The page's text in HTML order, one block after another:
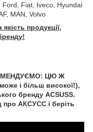
Fiat, Iveco, Hyundai
MAN, Volvo
продукції,
ЦЮ Ж
і більш високої!),
бренду ACSUSS.
АКСУCC і беріть